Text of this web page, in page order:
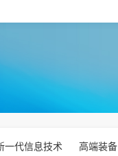
一代信息技术 高端装备